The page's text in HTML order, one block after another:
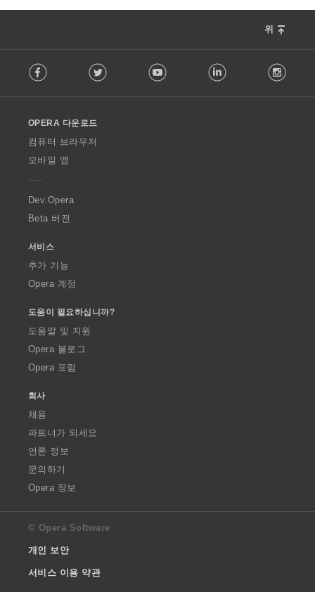
위
o
w
O
p
a
Facebook Twitter Youtube LinkedIn
OPERA 다운로드
컴퓨터 브라우저
모바일 앱
Dev.Opera
Beta 버전
서비스
추가 기능
Opera 계정
도움이 필요하십니까?
도움말 및 지원
Opera 블로그
Opera 포럼
회사
채용
파트너가 되세요
언론 정보
문의하기
Opera 정보
© Opera Software
개인 보안
서비스 이용 약관